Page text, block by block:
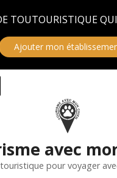
TOUTOURISTIQUE
Ajouter mon
avec
pour voyager